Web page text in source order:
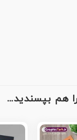
هم بپسندید…